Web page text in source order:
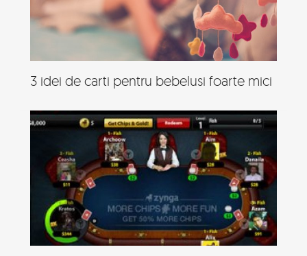
3 idei de carti pentru bebelusi foarte mici